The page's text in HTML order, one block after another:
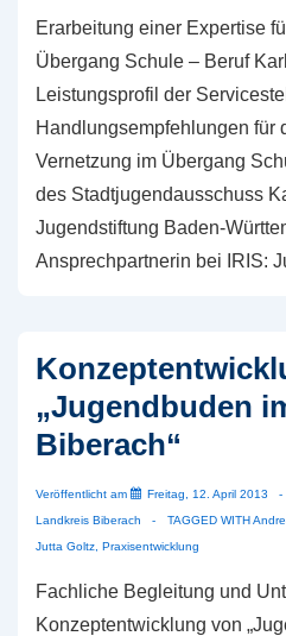
Erarbeitung einer Expertise
Übergang Schule – Beruf
Leistungsprofil der
Handlungsempfehlungen für
Vernetzung im Übergang
des Stadtjugendausschuss
Jugendstiftung Baden-
Ansprechpartnerin bei IRIS:
„Jugendbuden
Biberach“
Veröffentlicht am Freitag, 12. April 2013
Landkreis Biberach
TAGGED WITH
Jutta Goltz Praxisentwicklung
Fachliche Begleitung und
Konzeptentwicklung von